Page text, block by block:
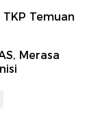
Temuan
Merasa